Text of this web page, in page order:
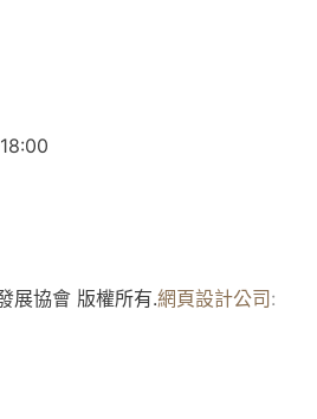
展協會 版權所有.網頁設計公司: